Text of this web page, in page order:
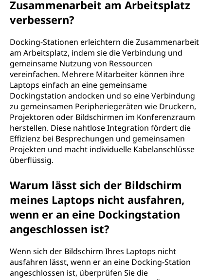
Zusammenarbeit am Arbeitsplatz
verbessern?
Docking-Stationen erleichtern die Zusammenarbeit
am Arbeitsplatz, indem sie die Verbindung und
gemeinsame Nutzung von Ressourcen
vereinfachen. Mehrere Mitarbeiter können ihre
Laptops einfach an eine gemeinsame
Dockingstation andocken und so eine Verbindung
zu gemeinsamen Peripheriegeräten wie Druckern,
Projektoren oder Bildschirmen im Konferenzraum
herstellen. Diese nahtlose Integration fördert die
Effizienz bei Besprechungen und gemeinsamen
Projekten und macht individuelle Kabelanschlüsse
überflüssig.
Warum lässt sich der Bildschirm
meines Laptops nicht ausfahren,
wenn er an eine Dockingstation
angeschlossen ist?
Wenn sich der Bildschirm Ihres Laptops nicht
ausfahren lässt, wenn er an eine Docking-Station
angeschlossen ist, überprüfen Sie die